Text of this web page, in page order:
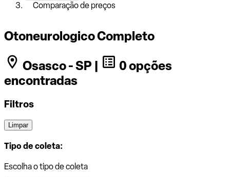
Comparação de preços
Otoneurologico Completo
Osasco - SP |
0 opções
encontradas
Filtros
Limpar
Tipo de coleta:
Escolha o tipo de coleta